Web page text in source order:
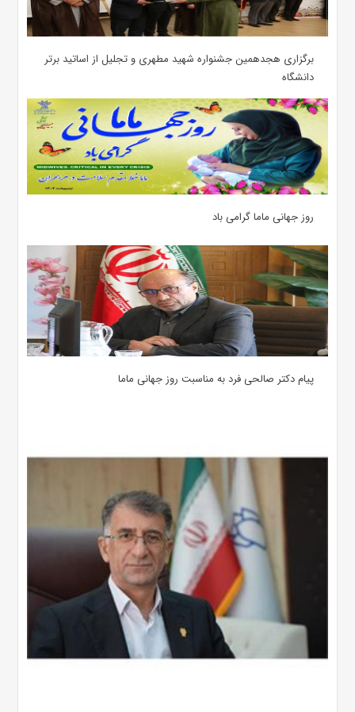
برگزاری هجدهمین جشنواره شهید مطهری و تجلیل از اساتید برتر
دانشگاه
روز جهانی ماما گرامی باد
پیام دکتر صالحی فرد به مناسبت روز جهانی ماما